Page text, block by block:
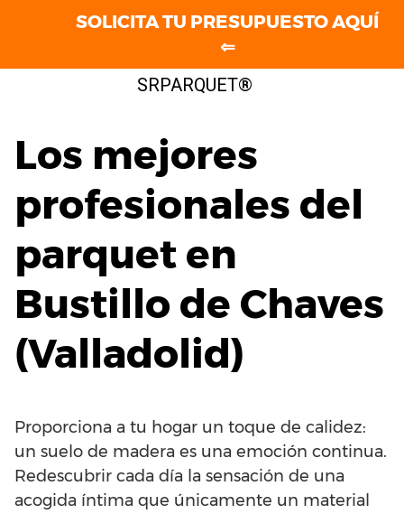
SRPARQUET®
Los mejores
profesionales del
parquet en
Bustillo de Chaves
(Valladolid)
Proporciona a tu hogar un toque de calidez:
un suelo de madera es una emoción continua.
Redescubrir cada día la sensación de una
acogida íntima que únicamente un material
SOLICITA TU PRESUPUESTO AQUÍ
⇐